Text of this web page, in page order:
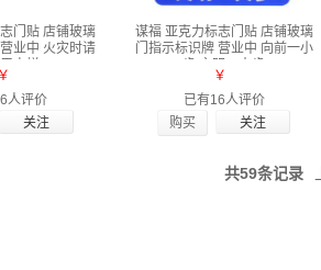
门贴 店铺玻璃
业中 火灾时请
￥
人评价
谋福 亚克力标志门贴 店铺玻璃
门指示标识牌 营业中 向前一小
￥
已有16人评价
购买
共59条记录